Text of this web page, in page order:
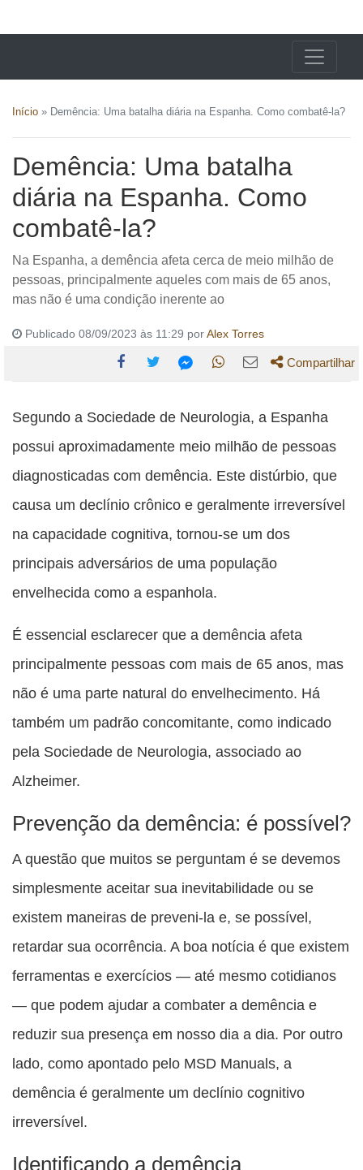
Início » Demência: Uma batalha diária na Espanha. Como combatê-la?
Demência: Uma batalha
diária na Espanha. Como
combatê-la?
Na Espanha, a demência afeta cerca de meio milhão de
pessoas, principalmente aqueles com mais de 65 anos,
mas não é uma condição inerente ao
Publicado 08/09/2023 às 11:29 porAlex Torres
esta
publicação
esta
publicação
esta
publicação
esta
publicação
esta
publicação
Compartilhar
Segundo a Sociedade de Neurologia, a Espanha
possui aproximadamente meio milhão de pessoas
diagnosticadas com demência. Este distúrbio, que
causa um declínio crônico e geralmente irreversível
na capacidade cognitiva, tornou-se um dos
principais adversários de uma população
envelhecida como a espanhola.
É essencial esclarecer que a demência afeta
principalmente pessoas com mais de 65 anos, mas
não é uma parte natural do envelhecimento. Há
também um padrão concomitante, como indicado
pela Sociedade de Neurologia, associado ao
Alzheimer.
Prevenção da demência: é possível?
A questão que muitos se perguntam é se devemos
simplesmente aceitar sua inevitabilidade ou se
existem maneiras de preveni-la e, se possível,
retardar sua ocorrência. A boa notícia é que existem
ferramentas e exercícios — até mesmo cotidianos
— que podem ajudar a combater a demência e
reduzir sua presença em nosso dia a dia. Por outro
lado, como apontado pelo MSD Manuals, a
demência é geralmente um declínio cognitivo
irreversível.
Identificando a demência